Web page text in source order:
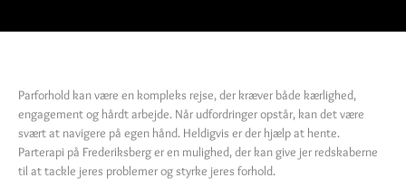
Parforhold kan være en kompleks rejse, der kræver både kærlighed,
engagement og hårdt arbejde. Når udfordringer opstår, kan det være
svært at navigere på egen hånd. Heldigvis er der hjælp at hente.
Parterapi på Frederiksberg er en mulighed, der kan give jer redskaberne
til at tackle jeres problemer og styrke jeres forhold.